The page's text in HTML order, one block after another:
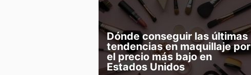
Dónde conseguir las últimas
tendencias en maquillaje por
el precio más bajo en
Estados Unidos